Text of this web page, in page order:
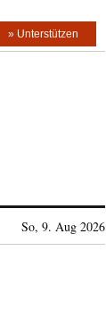
» Unterstützen
So, 9. Aug 2026